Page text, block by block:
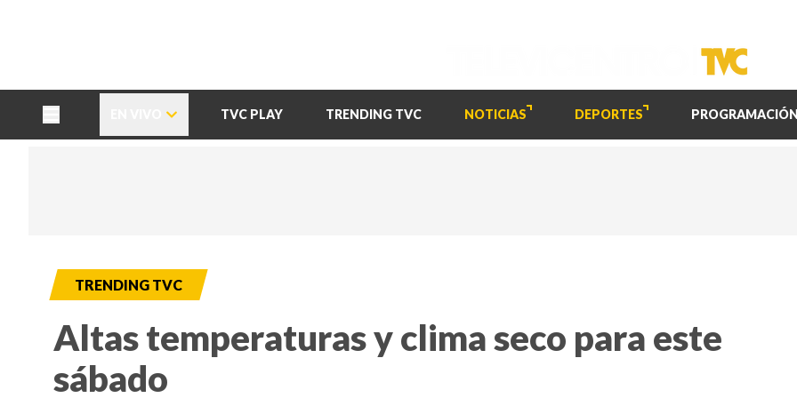
TVC PLAY TRENDING TVC NOTICIAS DEPORTES PROGRAMACIÓN
TRENDING TVC
Altas temperaturas y clima seco para este
sábado